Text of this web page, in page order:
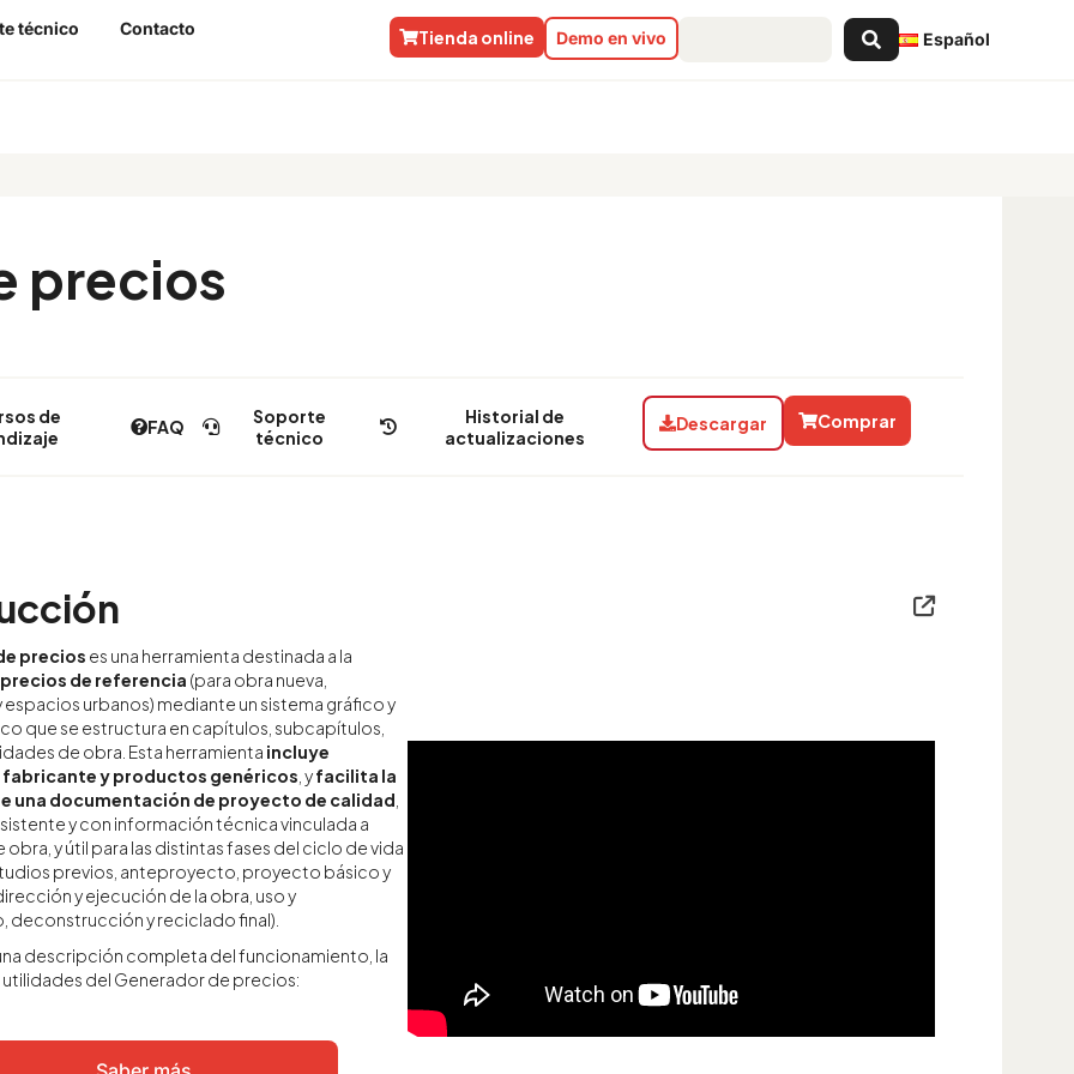
técnico Contacto
Español
Search
...
Demo en vivo
Tienda online
precios
de
FAQ
Soporte
técnico
Historial de
actualizaciones
Descargar Comprar
precios es una herramienta destinada a la
de referencia (para obra nueva,
urbanos) mediante un sistema gráfico y
que se estructura en capítulos, subcapítulos,
de obra. Esta herramienta incluye
y productos genéricos , yfacilita la
una documentación de proyecto de calidad
y con información técnica vinculada a
y útil para las distintas fases del ciclo de vida
previos, anteproyecto, proyecto básico y
y ejecución de la obra, uso y
deconstrucción y reciclado final).
descripción completa del funcionamiento, la
utilidades del Generador de precios: